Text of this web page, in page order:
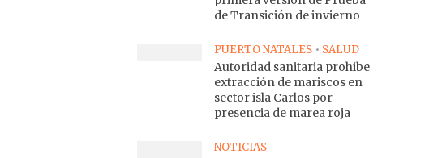
de Transición de invierno
PUERTO NATALES • SALUD
Autoridad sanitaria prohibe
extracción de mariscos en
sector isla Carlos por
presencia de marea roja
NOTICIAS